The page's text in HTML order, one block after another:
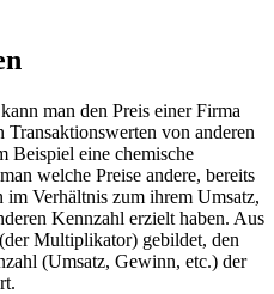
man den Preis einer Firma
Transaktionswerten von anderen
Beispiel eine chemische
welche Preise andere, bereits
Verhältnis zum ihrem Umsatz,
Kennzahl erzielt haben. Aus
Multiplikator) gebildet, den
(Umsatz, Gewinn, etc.) der